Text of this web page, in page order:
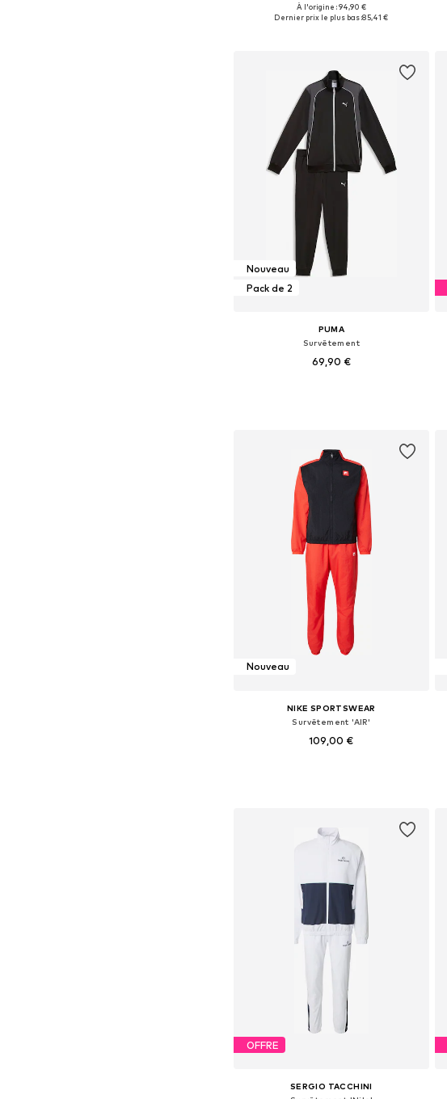
Tailles disponibles: S, M, L
À l'origine : 94,90 €
Dernier prix le plus bas :85,41 €
Nouveau
Pack de 2
PUMA
Survêtement
69,90 €
Nouveau
NIKE SPORTSWEAR
Survêtement 'AIR'
109,00 €
OFFRE
SERGIO TACCHINI